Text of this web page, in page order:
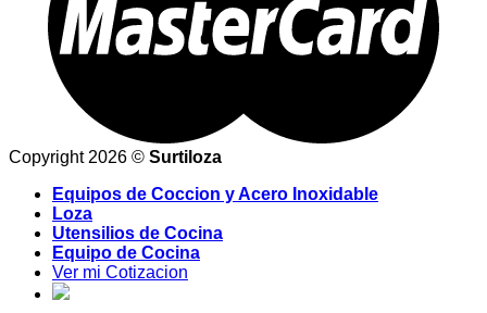
Copyright 2026 © Surtiloza
Equipos de Coccion y Acero Inoxidable
Loza
Utensilios de Cocina
Equipo de Cocina
Ver mi Cotizacion